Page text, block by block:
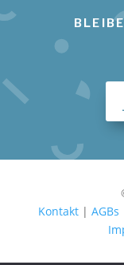
Kontakt |AGBs